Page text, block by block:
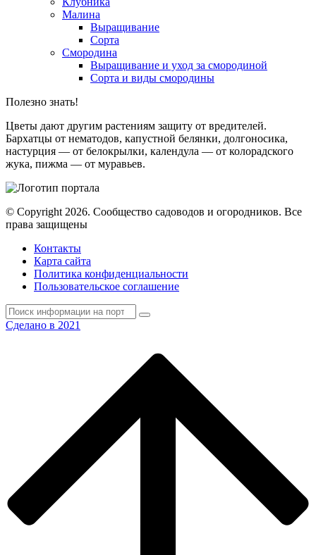
Малина
Выращивание
Сорта
Смородина
Выращивание и уход за смородиной
Сорта и виды смородины
Полезно знать!
Цветы дают другим растениям защиту от вредителей.
Бархатцы от нематодов, капустной белянки, долгоносика,
настурция — от белокрылки, календула — от колорадского
жука, пижма — от муравьев.
© Copyright 2026. Cообщество садоводов и огородников. Все
права защищены
Контакты
Карта сайта
Политика конфиденциальности
Пользовательское соглашение
Сделано в 2021